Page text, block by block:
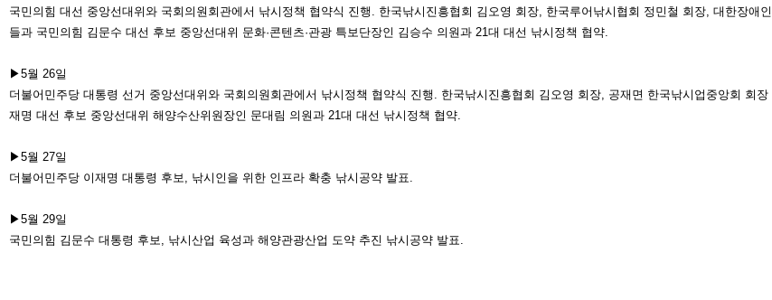
국민의힘 대선 중앙선대위와 국회의 원회관에서 낚시정책 협약식 진행. 한국낚시진흥협회 김오영 회장, 한국루어낚시협회 정민철 회장, 대한장애인
들과 국민의힘 김문수 대선 후보 중앙선대위 문화·콘텐츠·관광 특보단장인 김승수 의원과 21대 대선 낚시정책 협약.
▶5월 26일
더불어민주당 대통령 선거 중앙선대 위와 국회의원회관에서 낚시정책 협 약식 진행. 한국낚시진흥협회 김오영 회장, 공재면 한국낚시업중앙회 회장
재명 대선 후보 중앙선대위 해양수산위원장인 문대림 의원과 21대 대선 낚시정책 협약.
▶5월 27일
더불어민주당 이재명 대통령 후보, 낚시인을 위한 인프라 확충 낚시공약 발표.
▶5월 29일
국민의힘 김문수 대통령 후보, 낚시산업 육성과 해양관광산업 도약 추진 낚시공약 발표.